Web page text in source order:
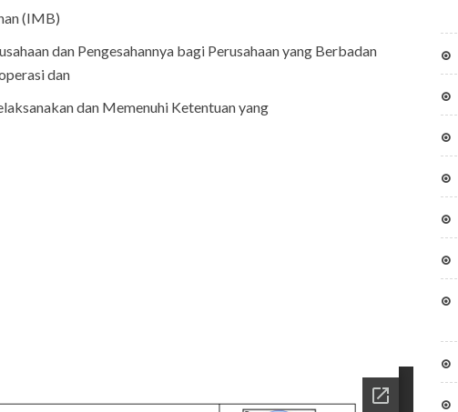
(IMB)
dan Pengesahannya bagi Perusahaan yang Berbadan
dan
dan Memenuhi Ketentuan yang